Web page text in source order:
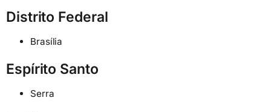
Distrito Federal
Brasília
Espírito Santo
Serra